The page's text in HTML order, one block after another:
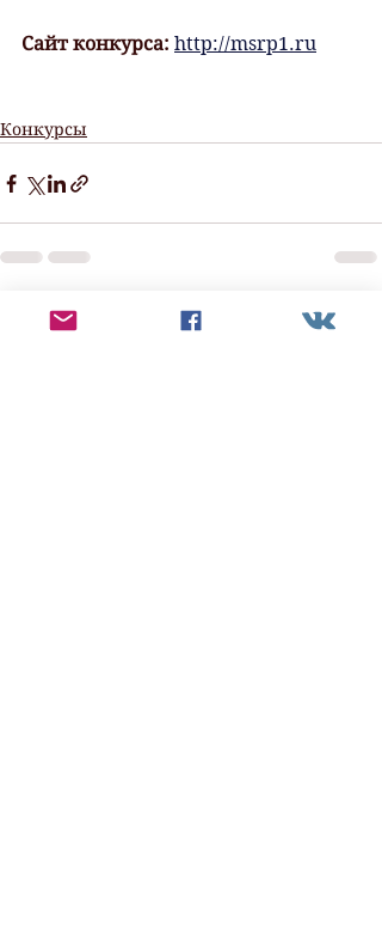
Сайт конкурса: http://msrp1.ru
Конкурсы
Недавние посты Смотреть все